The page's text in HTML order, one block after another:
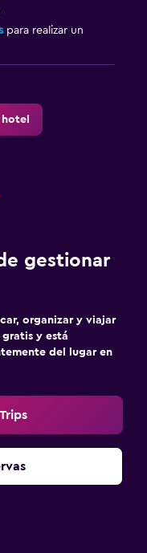
para realizar un
gestionar
organizar y viajar
gratis y está
del lugar en